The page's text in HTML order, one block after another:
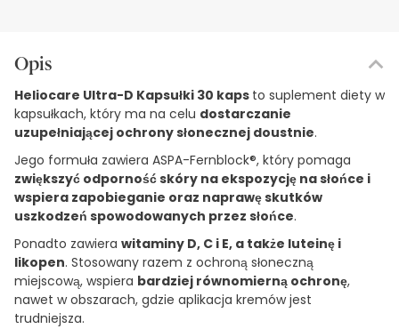
Opis
Heliocare Ultra-D Kapsułki 30 kaps to suplement diety w
kapsułkach, który ma na celu dostarczanie
uzupełniającej ochrony słonecznej doustnie.
Jego formuła zawiera ASPA-Fernblock®, który pomaga
zwiększyć odporność skóry na ekspozycję na słońce i
wspiera zapobieganie oraz naprawę skutków
uszkodzeń spowodowanych przez słońce.
Ponadto zawiera witaminy D, C i E, a także luteinę i
likopen. Stosowany razem z ochroną słoneczną
miejscową, wspiera bardziej równomierną ochronę,
nawet w obszarach, gdzie aplikacja kremów jest
trudniejsza.